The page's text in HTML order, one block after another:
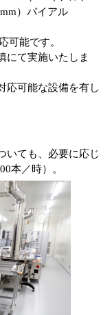
）バイアル
可能です。
にて実施いたしま
応可能な設備を有し
いても、必要に応じ
本／時）。